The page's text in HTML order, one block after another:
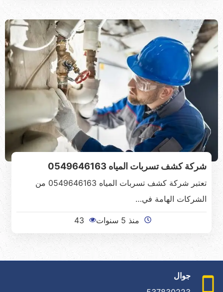
شركة كشف تسربات المياه 0549646163
تعتبر شركة كشف تسربات المياه 0549646163 من
الشركات الهامة في…
منذ 5 سنوات 43
جوال